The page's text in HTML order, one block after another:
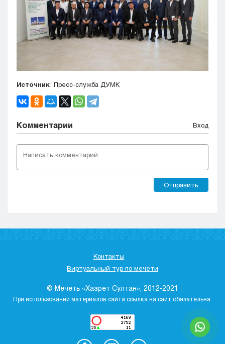
Источник: Пресс-служба ДУМК
Комментарии Вход
Отправить
Контакты
Виртуальный тур по мечети
© Мечеть «Хазрет Султан», 2012-2021
При использовании материалов сайта ссылка на сайт обязательна.